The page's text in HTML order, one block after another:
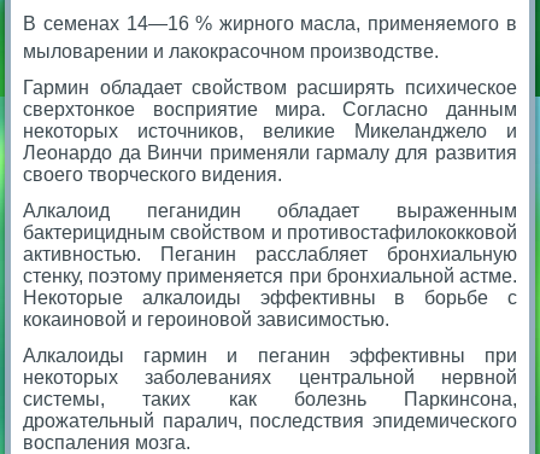
В семенах 14—16 % жирного масла, применяемого в
мыловарении и лакокрасочном производстве.
Гармин обладает свойством расширять психическое
сверхтонкое восприятие мира. Согласно данным
некоторых источников, великие Микеланджело и
Леонардо да Винчи применяли гармалу для развития
своего творческого видения.
Алкалоид пеганидин обладает выраженным
бактерицидным свойством и противостафилококковой
активностью. Пеганин расслабляет бронхиальную
стенку, поэтому применяется при бронхиальной астме.
Некоторые алкалоиды эффективны в борьбе с
кокаиновой и героиновой зависимостью.
Алкалоиды гармин и пеганин эффективны при
некоторых заболеваниях центральной нервной
системы, таких как болезнь Паркинсона,
дрожательный паралич, последствия эпидемического
воспаления мозга.